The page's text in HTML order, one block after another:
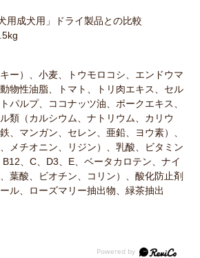
用成犬用」ドライ製品との比較
ー）、小麦、トウモロコシ、エンドウマ
物性油脂、トマト、トリ肉エキス、セル
パルプ、ココナッツ油、ポークエキス、
類（カルシウム、ナトリウム、カリウ
、マンガン、セレン、亜鉛、ヨウ素）、
メチオニン、リジン）、乳酸、ビタミン
、C、D3、E、ベータカロテン、ナイ
葉酸、ビオチン、コリン）、酸化防止剤
ル、ローズマリー抽出物、緑茶抽出